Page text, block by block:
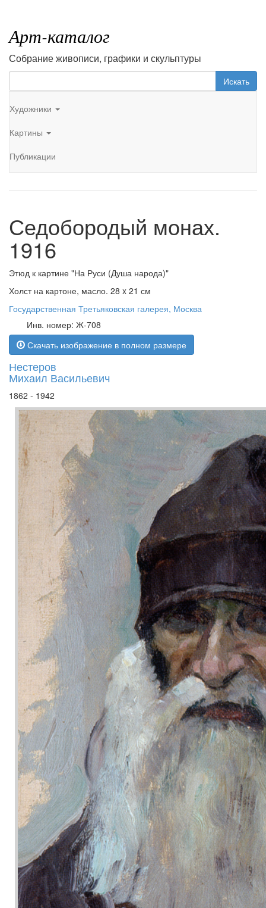
Арт-каталог
Собрание живописи, графики и скульптуры
Искать
Художники
Картины
Публикации
Седобородый монах.
1916
Этюд к картине "На Руси (Душа народа)"
Холст на картоне, масло. 28 x 21 см
Государственная Третьяковская галерея, Москва
Инв. номер: Ж-708
Скачать изображение в полном размере
Нестеров
Михаил Васильевич
1862 - 1942